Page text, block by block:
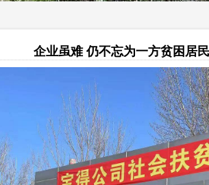
企业虽难 仍不忘为一方贫困居